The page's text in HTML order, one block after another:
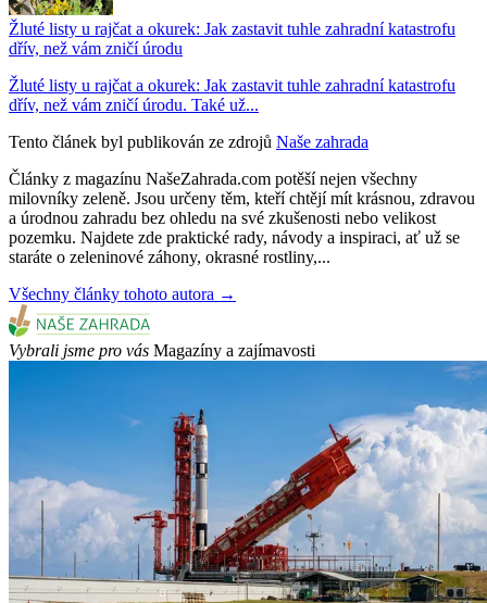
Žluté listy u rajčat a okurek: Jak zastavit tuhle zahradní katastrofu
dřív, než vám zničí úrodu
Žluté listy u rajčat a okurek: Jak zastavit tuhle zahradní katastrofu
dřív, než vám zničí úrodu. Také už...
Tento článek byl publikován ze zdrojů Naše zahrada
Články z magazínu NašeZahrada.com potěší nejen všechny
milovníky zeleně. Jsou určeny těm, kteří chtějí mít krásnou, zdravou
a úrodnou zahradu bez ohledu na své zkušenosti nebo velikost
pozemku. Najdete zde praktické rady, návody a inspiraci, ať už se
staráte o zeleninové záhony, okrasné rostliny,...
Všechny články tohoto autora →
Vybrali jsme pro vás Magazíny a zajímavosti